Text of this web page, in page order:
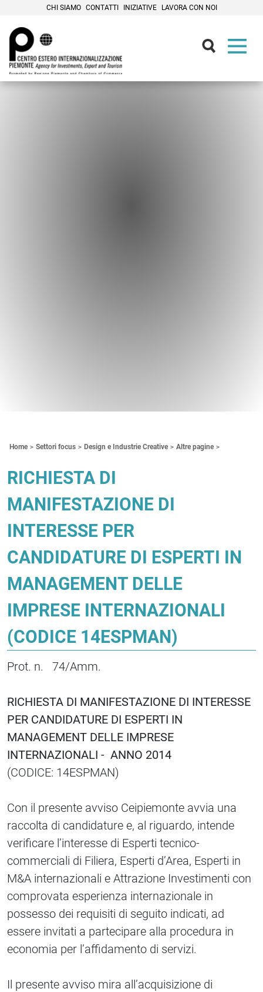
CHI SIAMO CONTATTI INIZIATIVE LAVORA CON NOI
Contenuti Principali
Home Settori focus Design e Industrie Creative Altre pagine
RICHIESTA DI
MANIFESTAZIONE DI
INTERESSE PER
CANDIDATURE DI ESPERTI IN
MANAGEMENT DELLE
IMPRESE INTERNAZIONALI
(CODICE 14ESPMAN)
Prot. n. 74/Amm.
RICHIESTA DI MANIFESTAZIONE DI INTERESSE
PER CANDIDATURE DI ESPERTI IN
MANAGEMENT DELLE IMPRESE
INTERNAZIONALI - ANNO 2014
(CODICE: 14ESPMAN)
Con il presente avviso Ceipiemonte avvia una
raccolta di candidature e, al riguardo, intende
verificare l’interesse di Esperti tecnico-
commerciali di Filiera, Esperti d’Area, Esperti in
M&A internazionali e Attrazione Investimenti con
comprovata esperienza internazionale in
possesso dei requisiti di seguito indicati, ad
essere invitati a partecipare alla procedura in
economia per l’affidamento di servizi.
Il presente avviso mira all’acquisizione di